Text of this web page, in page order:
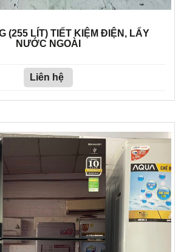
(255 LÍT) TIẾT KIỆM ĐIỆN, LẤY
NƯỚC NGOÀI
Liên hệ